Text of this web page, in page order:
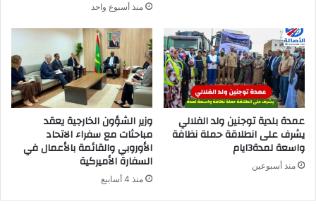
منذ أسبوع واحد
عمدة بلدية توجنين ولد الفلالي
يشرف على انطلاقة حملة نظافة
واسعة لمدة3ايام
منذ أسبوعين
وزير الشؤون الخارجية يعقد
مباحثات مع سفراء الاتحاد
الأوروبي والقائمة بالأعمال في
السفارة الأميركية
منذ 4 أسابيع